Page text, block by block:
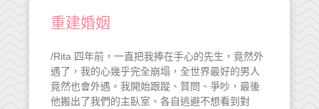
重建婚姻
/Rita 四年前，一直把我捧在手心的先生，竟然外
遇了，我的心幾乎完全崩塌，全世界最好的男人
竟然也會外遇。我開始跟蹤、質問、爭吵，最後
他搬出了我們的主臥室、各自逃避不想看到對